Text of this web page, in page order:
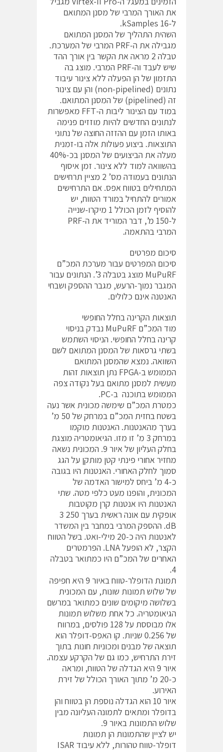
את האורך המרבי של מסנן המתואם
ל-16 kSamples.
השהית התהליך של המסנן המתואם
מגבילה את ה-PRF המרבי של המערכת.
טבלה 2 מראה את הקשר בין אורך ההד
שיש לעבד וה-PRF המרבי. מוצג בה
התזמון של הן הפעלה ללא צינור עיבוד
נתונים (non-pipelined) והן עם צינור
זה (pipelined) של המסנן המתואם.
במוד עם הצינור ליבות ה-FFT מאפשרות
לנתונים החדשים להיות מוזזים פנימה
באותו הזמן עם ההזזה החוצה של נתוני
התוצאות. ביצוע פעולות אלה בו-זמנית
מעלה את הביצועים של המסנן בכ-40%
בהשוואה למוד ללא צינור. זמן איסוף
הנתונים בעמודה מס’ 2 מציין תרחישים
המתחילים בטווח אפס. אם התרחישים
אמורים להתחיל במורד הטווח, יש
להוסיף לזמן הכולל 1 מיקרו-שנייה
ל-150 מ’, דבר המוריד את ה-PRF
המרבי בהתאמה.
סיכום מפרטים
סיכום המפרטים עבור מערכת המכ”ם
MuPuRF מוצג בטבלה 3’. הנתונים עבור
המגבר נמוך-הרעש, מגבר ההספק ושבחי
האנטנה אינם כלולים.
תוצאות הקרינה בחלל החופשי
מוד המכ”ם MuPuRF נבדק בניסוי
קרינה בחלל החופשי. הניסוי השתמש
בשתי גרסאות של המסנן המתואם לשם
השוואה. נמצא שהמסנן המתואם
הממומש ב-FPGA נתן תוצאות זהות
מעשית למסנן מתואם בעל נקודה צפה
הממומש בתוכנה ב-PC.
כמטרת המכ”ם שימשה מכונית אשר נעה
בשטח בחזית המכ”ם במרחק של 50 מ’
בערך מהאנטנות. האנטנות מוקמו
במרחק 3 מ’ זו מזו. הגיאומטריה מוצגת
בחלק העליון של איור 9. המכונית נשאה
מחזיר אחורי פינתי קטן מותקן על הגג
סמוך לחלק האחורי. האנטנות היו בגובה
כ-4 מ’ ביחס למישור האדמה של
המכונית, והופנו מעט כלפי מטה. שתי
האנטנות היו אנטנות קרן מקוטבות
אופקית עם אונה ראשית בערך 250 3
dB. ההספק המרבי במחבר בין המשדר
לאנטנות היה כ-20 מילי-ואט. בשל הטווח
הקצר, לא הופעל LNA. הפרמטרים
האחרים של המכ”ם היו כמתואר בטבלה
4.
תמונת הדופלר-טווח באיור 9 היא חפיפה
של שלוש תמונות שונות, עם המכונית
בשלושה מיקומים שונים כמתואר במרשם
הגיאומטריה. כל אחת משלוש תמונות
אלו מבוססת על 128 פולסים, במרווח
של 0.256 שניות. קו האפס-דופלר הוא
תוצאה של מבנים ומכוניות חונות בתוך
זירת התרחיש, כמו גם של הקרקע עצמה.
איור 9 היא הגדלה של הטווח, ומראה
כ-20 מ’ מתוך האורך הכולל של זירת
האירוע.
איור 10 הוא הגדלה נוספת הן בטווח והן
בדופלר ומתאים לתמונה העליונה מבין
שלוש התמונות באיור 9.
יש לציין שהתמונות הן תמונות
דופלר-טווח טהורות, ללא עיבוד ISAR